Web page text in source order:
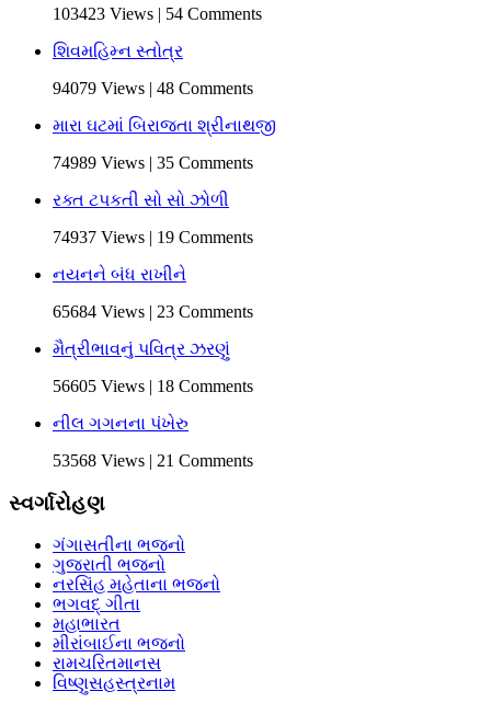
103423 Views | 54 Comments
શિવમહિમ્ન સ્તોત્ર
94079 Views | 48 Comments
મારા ઘટમાં બિરાજતા શ્રીનાથજી
74989 Views | 35 Comments
રક્ત ટપકતી સો સો ઝોળી
74937 Views | 19 Comments
નયનને બંધ રાખીને
65684 Views | 23 Comments
મૈત્રીભાવનું પવિત્ર ઝરણું
56605 Views | 18 Comments
નીલ ગગનના પંખેરુ
53568 Views | 21 Comments
સ્વર્ગારોહણ
ગંગાસતીના ભજનો
ગુજરાતી ભજનો
નરસિંહ મહેતાના ભજનો
ભગવદ્ ગીતા
મહાભારત
મીરાંબાઈના ભજનો
રામચરિતમાનસ
વિષ્ણુસહસ્ત્રનામ